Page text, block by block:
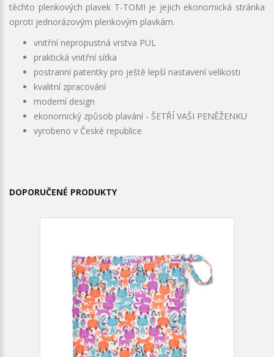
těchto plenkových plavek T-TOMI je jejich ekonomická stránka
oproti jednorázovým plenkovým plavkám.
vnitřní nepropustná vrstva PUL
praktická vnitřní síťka
postranní patentky pro ještě lepší nastavení velikosti
kvalitní zpracování
moderní design
ekonomický způsob plavání - ŠETŘÍ VAŠI PENĚŽENKU
vyrobeno v České republice
DOPORUČENÉ PRODUKTY